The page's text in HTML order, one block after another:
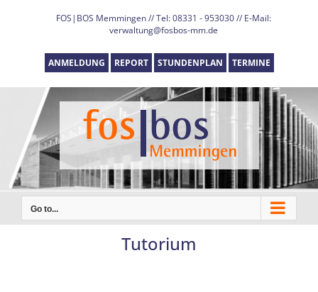
FOS|BOS Memmingen // Tel: 08331 - 953030 // E-Mail:
verwaltung@fosbos-mm.de
ANMELDUNG REPORT STUNDENPLAN TERMINE
Go to...
Tutorium